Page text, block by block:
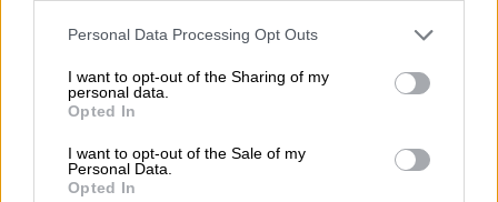
Please note that this website/app uses one or more Google
not limited to your visit or usage behaviour. You may click to
grant or deny consent to Google and its third-party tags to
use your data for below specified purposes in below Google
consent section.
Personal Data Processing Opt Outs
I want to opt-out of the Sharing of my
personal data.
Opted In
I want to opt-out of the Sale of my
Personal Data.
Opted In
γευσιγνωσία το δοκιμάσαμε στη μορφή ενός
ευκολόπιοτου, δροσιστικού λευκού
(Vermentino και Sangiovese) κι ενός
ευχάριστου κόκκινου (Sangiovese, Ciliegiolo)
με αρώματα κόκκινων φρούτων και γλυκών
μπαχαρικών.